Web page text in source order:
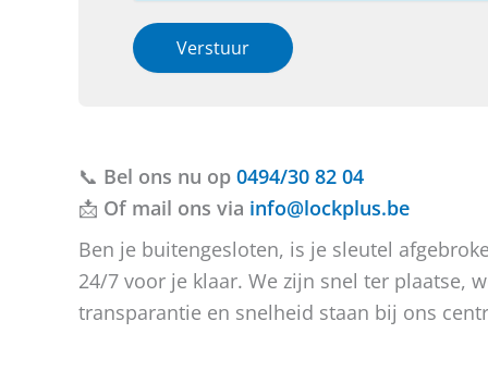
n
*
h
e
g
n
?
i
e
c
t
Verstuur
📞 Bel ons nu op 0494/30 82 04
📩 Of mail ons via info@lockplus.be
Ben je buitengesloten, is je sleutel
24/7 voor je klaar. We zijn snel ter plaatse,
transparantie en snelheid staan bij ons